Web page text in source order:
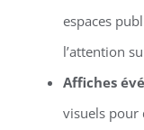
espaces
l’attention
Affiches
visuels pour